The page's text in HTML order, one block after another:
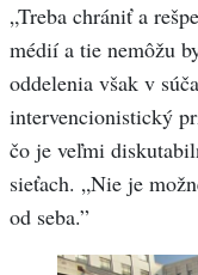
„Treba chrániť a
médií a tie nemôžu
oddelenia však v
intervencionistický
čo je veľmi
sieťach. „Nie je
od seba.”